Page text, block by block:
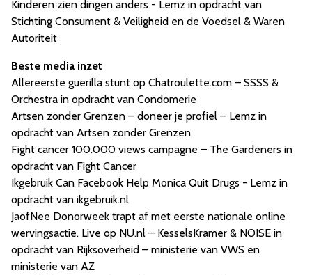
Kinderen zien dingen anders - Lemz in opdracht van
Stichting Consument & Veiligheid en de Voedsel & Waren
Autoriteit
Beste media inzet
Allereerste guerilla stunt op Chatroulette.com – SSSS &
Orchestra in opdracht van Condomerie
Artsen zonder Grenzen – doneer je profiel – Lemz in
opdracht van Artsen zonder Grenzen
Fight cancer 100.000 views campagne – The Gardeners in
opdracht van Fight Cancer
Ikgebruik Can Facebook Help Monica Quit Drugs - Lemz in
opdracht van ikgebruik.nl
JaofNee Donorweek trapt af met eerste nationale online
wervingsactie. Live op NU.nl – KesselsKramer & NOISE in
opdracht van Rijksoverheid – ministerie van VWS en
ministerie van AZ